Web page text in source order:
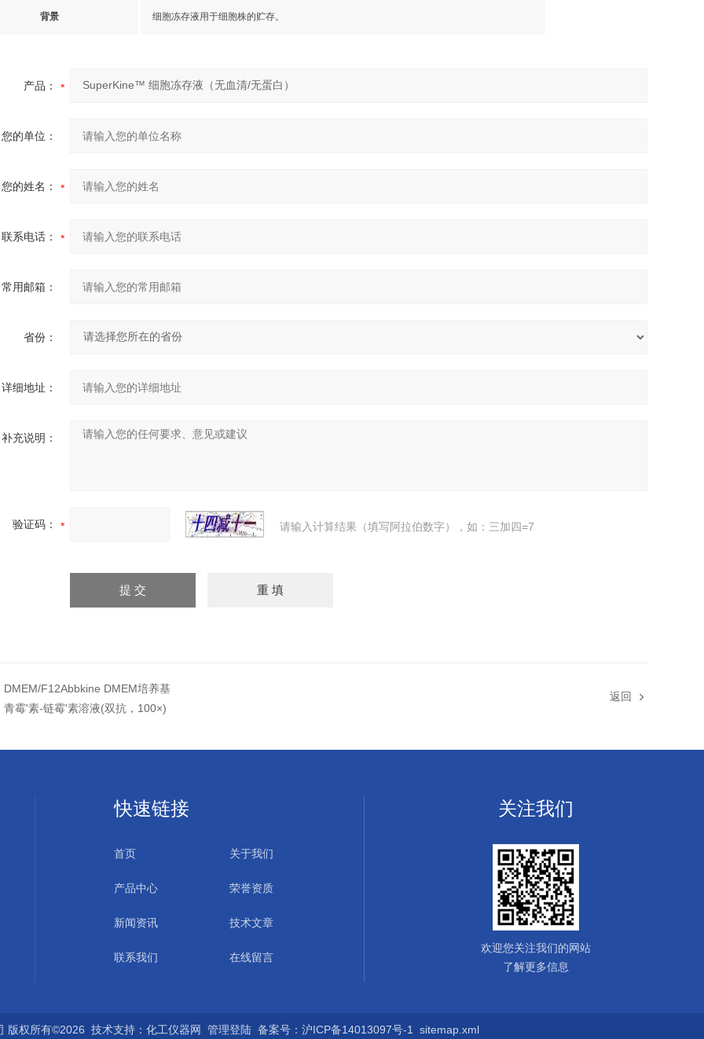
背景 细胞冻存液用于细胞株的贮存。
产品：
您的单位：
您的姓名：
联系电话：
常用邮箱：
省份：
详细地址：
补充说明：
验证码： 请输入计算结果（填写阿拉伯数字），如：三加四=7
DMEM/F12Abbkine DMEM培养基
青霉'素-链霉'素溶液(双抗，100×)
返回
快速链接
首页 关于我们
产品中心 荣誉资质
新闻资讯 技术文章
联系我们 在线留言
关注我们
欢迎您关注我们的网站
了解更多信息
版权所有©2026 技术支持： 化工仪器网 管理登陆 备案号：沪ICP备14013097号-1 sitemap.xml